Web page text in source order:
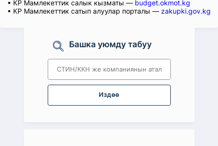
• КР Мамлекеттик салык кызматы — budget.okmot.kg
• КР Мамлекеттик сатып алуулар порталы — zakupki.gov.kg
Башка уюмду табуу
Издөө